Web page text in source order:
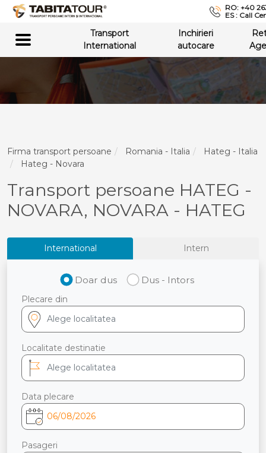
RO: +40
ES : Call
Transport
International
Inchirieri
autocare
Firma transport persoane Romania - Italia
Hateg - Italia
Hateg - Novara
Transport persoane HATEG -
NOVARA, NOVARA - HATEG
International Intern
Doar dus Dus - Intors
Plecare din
Localitate destinatie
Data plecare
Pasageri